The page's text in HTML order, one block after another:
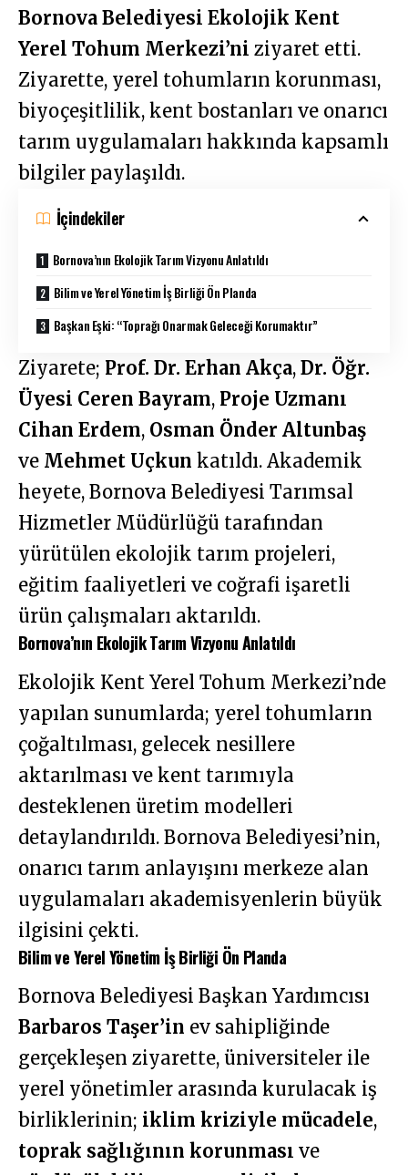
Bornova Belediyesi Ekolojik Kent
Yerel Tohum Merkezi’ni ziyaret etti.
Ziyarette, yerel tohumların korunması,
biyoçeşitlilik, kent bostanları ve onarıcı
tarım uygulamaları hakkında kapsamlı
bilgiler paylaşıldı.
İçindekiler
Bornova’nın Ekolojik Tarım Vizyonu Anlatıldı
Bilim ve Yerel Yönetim İş Birliği Ön Planda
Başkan Eşki: “Toprağı Onarmak Geleceği Korumaktır”
Ziyarete; Prof. Dr. Erhan Akça, Dr. Öğr.
Üyesi Ceren Bayram, Proje Uzmanı
Cihan Erdem, Osman Önder Altunbaş
ve Mehmet Uçkun katıldı. Akademik
heyete, Bornova Belediyesi Tarımsal
Hizmetler Müdürlüğü tarafından
yürütülen ekolojik tarım projeleri,
eğitim faaliyetleri ve coğrafi işaretli
ürün çalışmaları aktarıldı.
Bornova’nın Ekolojik Tarım Vizyonu Anlatıldı
Ekolojik Kent Yerel Tohum Merkezi’nde
yapılan sunumlarda; yerel tohumların
çoğaltılması, gelecek nesillere
aktarılması ve kent tarımıyla
desteklenen üretim modelleri
detaylandırıldı. Bornova Belediyesi’nin,
onarıcı tarım anlayışını merkeze alan
uygulamaları akademisyenlerin büyük
ilgisini çekti.
Bilim ve Yerel Yönetim İş Birliği Ön Planda
Bornova Belediyesi Başkan Yardımcısı
Barbaros Taşer’in ev sahipliğinde
gerçekleşen ziyarette, üniversiteler ile
yerel yönetimler arasında kurulacak iş
birliklerinin; iklim kriziyle mücadele,
toprak sağlığının korunması ve